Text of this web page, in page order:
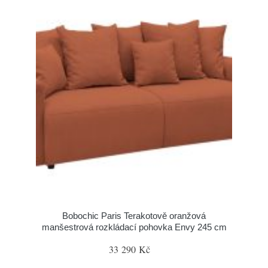
Bobochic Paris Terakotově oranžová
manšestrová rozkládací pohovka Envy 245 cm
33 290 Kč